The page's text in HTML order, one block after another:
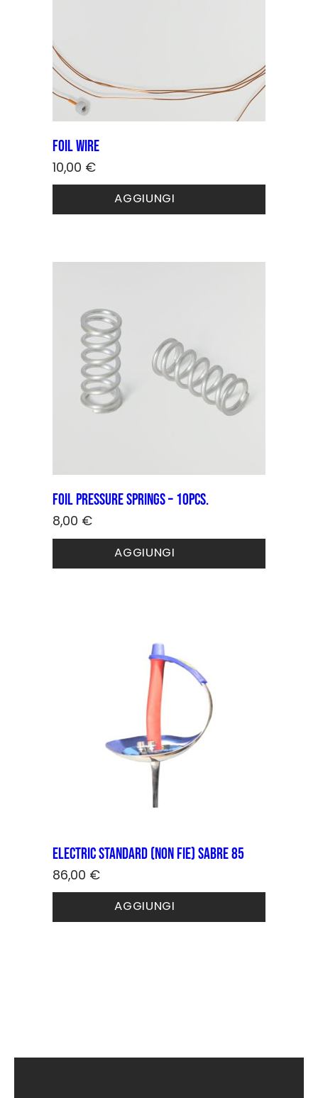
Foil wire
10,00 €
AGGIUNGI
Foil pressure springs – 10pcs.
8,00 €
AGGIUNGI
Electric STANDARD (non FIE) sabre 85
86,00 €
AGGIUNGI
Questo
ha
prodotto